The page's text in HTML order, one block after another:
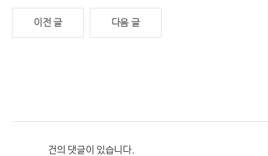
이전 글 다음 글
건의 댓글이 있습니다.